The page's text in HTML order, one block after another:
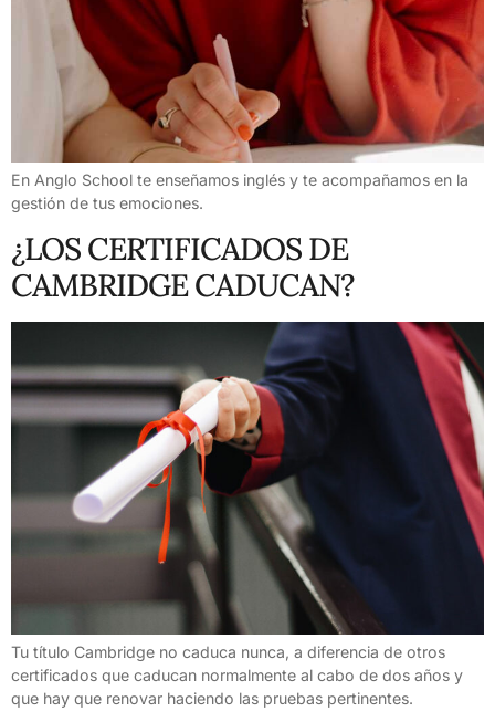
En Anglo School te enseñamos inglés y te acompañamos en la
gestión de tus emociones.
¿LOS CERTIFICADOS DE
CAMBRIDGE CADUCAN?
Tu título Cambridge no caduca nunca, a diferencia de otros
certificados que caducan normalmente al cabo de dos años y
que hay que renovar haciendo las pruebas pertinentes.